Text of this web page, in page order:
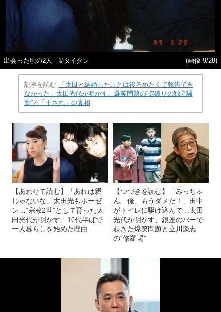
出会った頃の2人 ©タイタン (画像 9/28)
記事を読む
「太田と結婚したことは後ろめたくて報告でき
なかった」太田光代が明かす、爆笑問題の“掟破りの独立騒
動”と「干され」の真相
【あわせて読む】「あれは親
じゃないな」太田光もボーゼ
ン…“宗教2世”として育った太
田光代が明かす、10代半ばで
一人暮らしを始めた理由
【つづきを読む】「みっちゃ
ん、俺、もうダメだ！」田中
がトイレに駆け込んで…太田
光代が明かす、銀座のバーで
起きた爆笑問題と立川談志
の“修羅場”